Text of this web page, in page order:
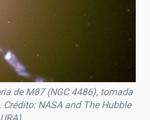
de M87 (NGC 4486), tomada
NASA and The Hubble